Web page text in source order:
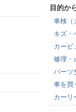
目的か
車検（
キズ・
カービ
修理・
パーツ
車を買
カーリ